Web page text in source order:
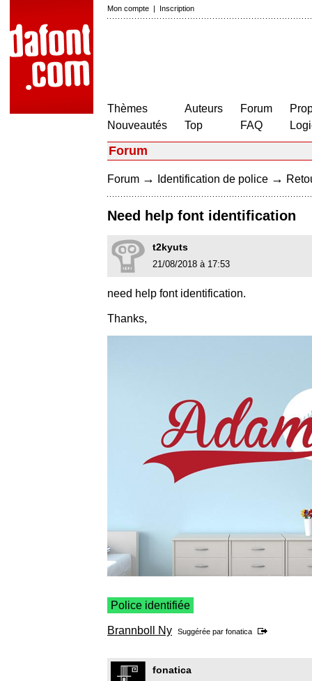
Mon compte | Inscription
Thèmes
Nouveautés
Auteurs
Top
Forum
FAQ
Forum
Forum → Identification de police →
Need help font identification
t2kyuts
21/08/2018 à 17:53
need help font identification.
Thanks,
Police identifiée
Brannboll Ny Suggérée par fonatica
fonatica